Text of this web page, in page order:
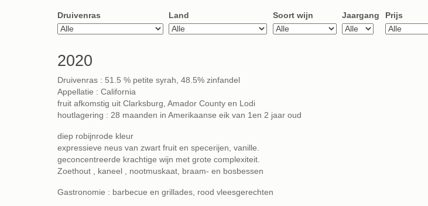
Druivenras Land Soort wijn Jaargang Prijs
2020
Druivenras : 51.5 % petite syrah, 48.5% zinfandel
Appellatie : California
fruit afkomstig uit Clarksburg, Amador County en Lodi
houtlagering : 28 maanden in Amerikaanse eik van 1en 2 jaar oud
diep robijnrode kleur
expressieve neus van zwart fruit en specerijen, vanille.
geconcentreerde krachtige wijn met grote complexiteit.
Zoethout , kaneel , nootmuskaat, braam- en bosbessen
Gastronomie : barbecue en grillades, rood vleesgerechten